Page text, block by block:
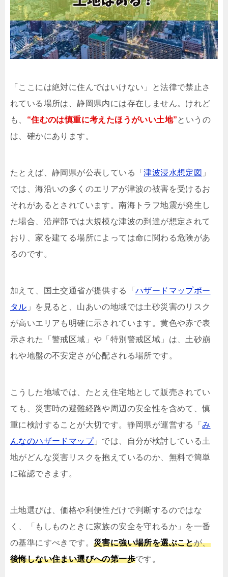
「ここには絶対に住んではいけない」と法律で禁止さ
れている場所は、静岡県内には存在しません。けれど
も、 “住むのは慎重に考えたほうがいい土地”というの
は、確かにあります。
たとえば、静岡県が公表している「津波浸水想定図 」
では、海沿いの多くのエリアが津波の被害を受けるお
それがあるとされています。南海トラフ地震が発生し
た場合、沿岸部では大規模な津波の到達が想定されて
おり、家を建てる場所によっては命に関わる危険があ
るのです。
加えて、国土交通省が提供する「 ハザードマップポー
タル 」を見ると、山あいの地域では土砂災害のリスク
が高いエリアも明確に示されています。黄色や赤で表
示された「警戒区域」や「特別警戒区域」は、土砂崩
れや地盤の不安定さが心配される場所です。
こうした地域では、たとえ住宅地として販売されてい
ても、災害時の避難経路や周辺の安全性を含めて、慎
重に検討することが大切です。静岡県が運営する「み
んなのハザードマップ」では、自分が検討している土
地がどんな災害リスクを抱えているのか、無料で簡単
に確認できます。
土地選びは、価格や利便性だけで判断するのではな
く、「もしものときに家族の安全を守れるか」を一番
の基準にすべきです。 災害に強い場所を選ぶことが、
後悔しない住まい選びへの第一歩です。